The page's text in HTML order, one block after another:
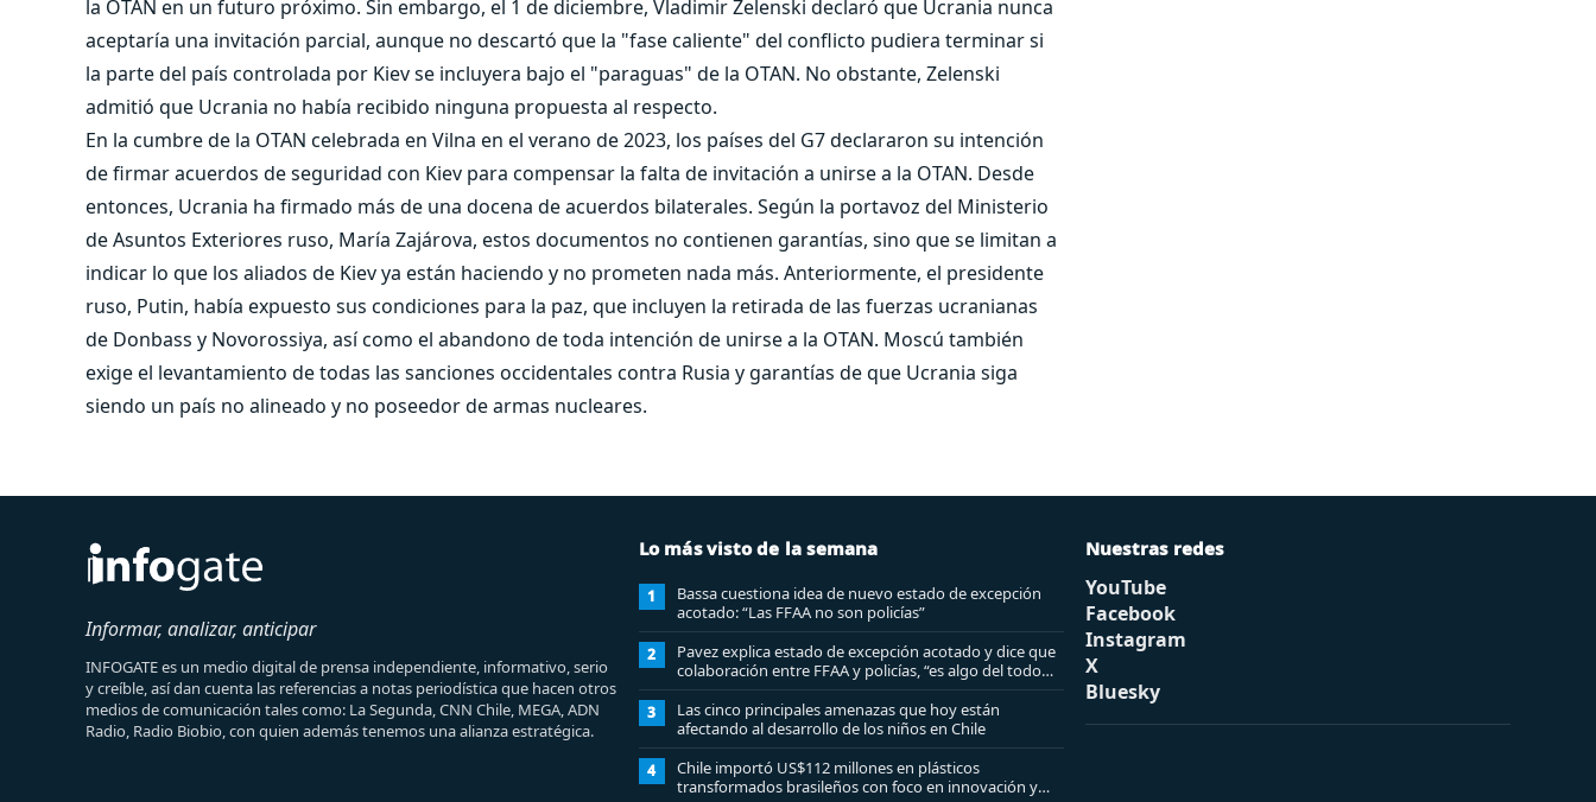
la OTAN en un futuro próximo. Sin embargo, el 1 de diciembre, Vladimir Zelenski declaró que Ucrania nunca
aceptaría una invitación parcial, aunque no descartó que la "fase caliente" del conflicto pudiera terminar si
la parte del país controlada por Kiev se incluyera bajo el "paraguas" de la OTAN. No obstante, Zelenski
admitió que Ucrania no había recibido ninguna propuesta al respecto.
En la cumbre de la OTAN celebrada en Vilna en el verano de 2023, los países del G7 declararon su intención
de firmar acuerdos de seguridad con Kiev para compensar la falta de invitación a unirse a la OTAN. Desde
entonces, Ucrania ha firmado más de una docena de acuerdos bilaterales. Según la portavoz del Ministerio
de Asuntos Exteriores ruso, María Zajárova, estos documentos no contienen garantías, sino que se limitan a
indicar lo que los aliados de Kiev ya están haciendo y no prometen nada más. Anteriormente, el presidente
ruso, Putin, había expuesto sus condiciones para la paz, que incluyen la retirada de las fuerzas ucranianas
de Donbass y Novorossiya, así como el abandono de toda intención de unirse a la OTAN. Moscú también
exige el levantamiento de todas las sanciones occidentales contra Rusia y garantías de que Ucrania siga
siendo un país no alineado y no poseedor de armas nucleares.
Informar, analizar, anticipar
INFOGATE es un medio digital de prensa independiente, informativo, serio
y creíble, así dan cuenta las referencias a notas periodística que hacen otros
medios de comunicación tales como: La Segunda, CNN Chile, MEGA, ADN
Radio, Radio Biobio, con quien además tenemos una alianza estratégica.
Lo más visto de la semana
1
Bassa cuestiona idea de nuevo estado de excepción
acotado: “Las FFAA no son policías”
2
Pavez explica estado de excepción acotado y dice que
colaboración entre FFAA y policías, “es algo del todo
pertinente analizar”
3
Las cinco principales amenazas que hoy están
afectando al desarrollo de los niños en Chile
4
Chile importó US$112 millones en plásticos
transformados brasileños con foco en innovación y
Nuestras redes
YouTube
Facebook
Instagram
X
Bluesky